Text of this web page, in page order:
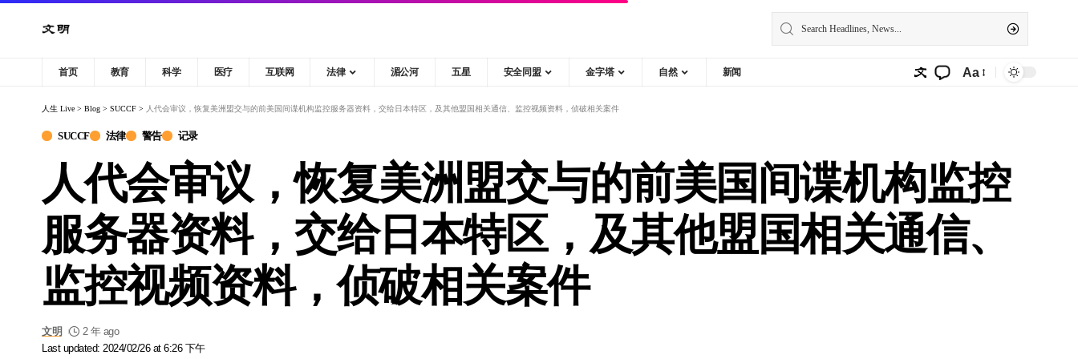
首页 教育 科学 医疗 互联网 法律 湄公河 五星 安全同盟 金字塔 自然 新闻 Aa
人生 Live > Blog > SUCCF > 人代会审议，恢复美洲盟交与的前美国间谍机构监控服务器资料，交给日本特区，及其他盟国相关通信、监控视频资料，侦破相关案件
SUCCF 法律 警告 记录
人代会审议，恢复美洲盟交与的前美国间谍机构监控
服务器资料，交给日本特区，及其他盟国相关通信、
监控视频资料，侦破相关案件
Last updated: 2024/02/26 at 6:26 下午
文明 2 年 ago